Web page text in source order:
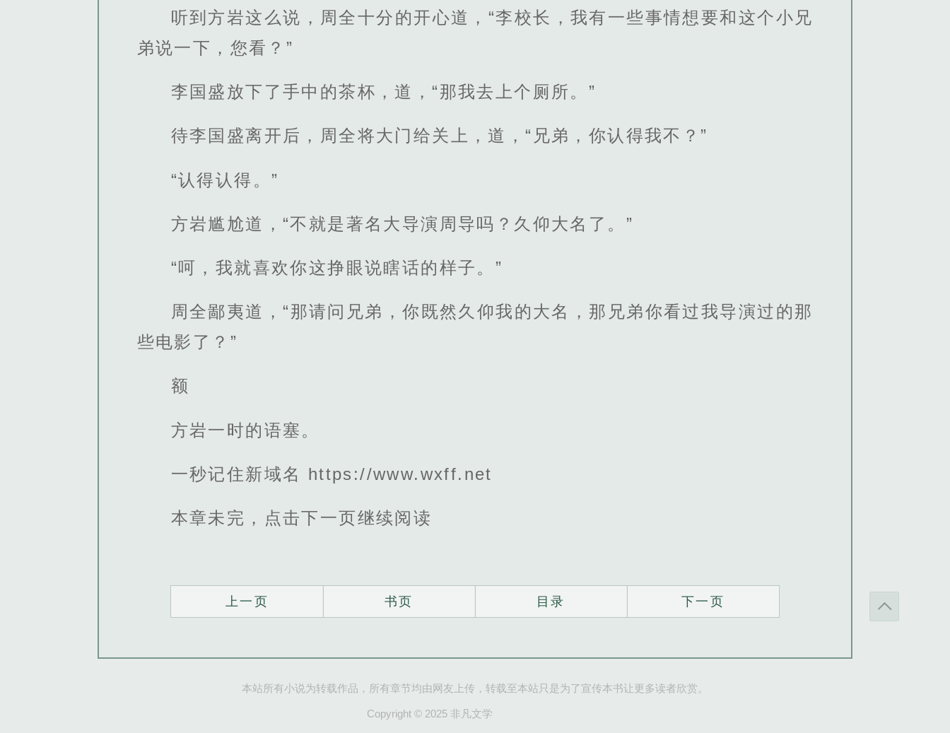
听到方岩这么说，周全十分的开心道，“李校长，我有一些事情想要和这个小兄
弟说一下，您看？”
李国盛放下了手中的茶杯，道，“那我去上个厕所。”
待李国盛离开后，周全将大门给关上，道，“兄弟，你认得我不？”
“认得认得。”
方岩尴尬道，“不就是著名大导演周导吗？久仰大名了。”
“呵，我就喜欢你这挣眼说瞎话的样子。”
周全鄙夷道，“那请问兄弟，你既然久仰我的大名，那兄弟你看过我导演过的那
些电影了？”
额
方岩一时的语塞。
一秒记住新域名 https://www.wxff.net
本章未完，点击下一页继续阅读
上一页 书页 目录 下一页
本站所有小说为转载作品，所有章节均由网友上传，转载至本站只是为了宣传本书让更多读者欣赏。
Copyright © 2025 非凡文学